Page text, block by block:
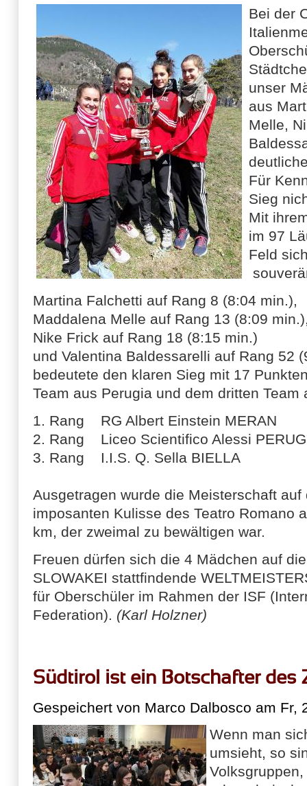
Bei der
unser
aus
Melle,
Für
Sieg
Mit
im 97
Feld
Martina Falchetti auf Rang 8 (8:04 min.),
Maddalena Melle auf Rang 13 (8:09
Nike Frick auf Rang 18 (8:15 min.)
und Valentina Baldessarelli auf Rang 52
bedeutete den klaren Sieg mit 17
Team aus Perugia und dem dritten Team
1. Rang RG Albert Einstein
2. Rang Liceo Scientifico Alessi
3. Rang I.I.S. Q. Sella BIELLA
Ausgetragen wurde die Meisterschaft
imposanten Kulisse des Teatro Romano
km, der zweimal zu bewältigen war.
Freuen dürfen sich die 4 Mädchen auf
SLOWAKEI stattfindende
für Oberschüler im Rahmen der ISF
Federation). (Karl Holzner)
Südtirol ist ein Botschafter des
Gespeichert von Marco Dalbosco am Fr,
Wenn man
umsieht, so